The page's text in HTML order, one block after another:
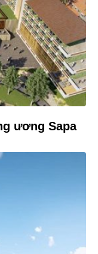
ương Sapa